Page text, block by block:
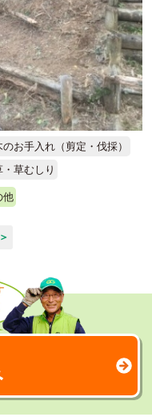
のお手入れ（剪定・伐採）
・草むしり
他
＞